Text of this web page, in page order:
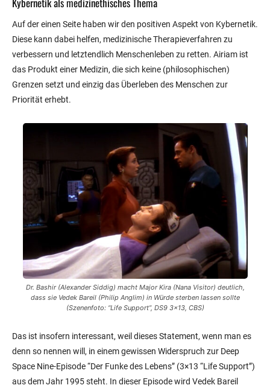
Auf der einen Seite haben wir den positiven Aspekt von Kybernetik.
Diese kann dabei helfen, medizinische Therapieverfahren zu
verbessern und letztendlich Menschenleben zu retten. Airiam ist
das Produkt einer Medizin, die sich keine (philosophischen)
Grenzen setzt und einzig das Überleben des Menschen zur
Priorität erhebt.
Dr. Bashir (Alexander Siddig) macht Major Kira (Nana Visitor) deutlich,
dass sie Vedek Bareil (Philip Anglim) in Würde sterben lassen sollte
(Szenenfoto: “Life Support”, DS9 3×13, CBS)
Das ist insofern interessant, weil dieses Statement, wenn man es
denn so nennen will, in einem gewissen Widerspruch zur Deep
Space Nine-Episode “Der Funke des Lebens” (3×13 “Life Support”)
aus dem Jahr 1995 steht. In dieser Episode wird Vedek Bareil